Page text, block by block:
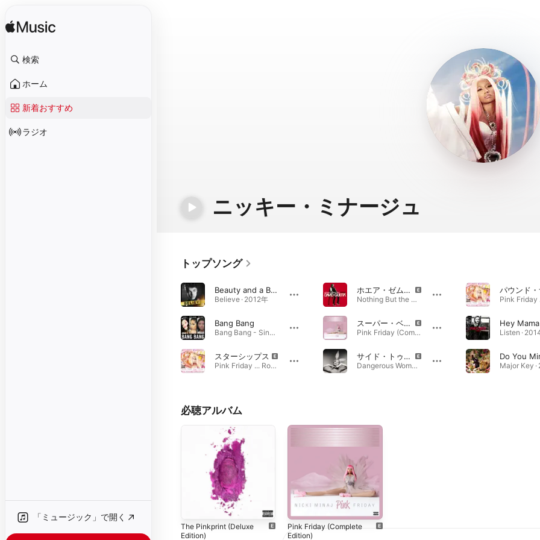
検索
ホーム
新着おすすめ
ラジオ
「ミュージック」で開く
ニッキー・ミナージュ
トップソング
Beauty and a Beat (feat. Nicki Minaj)
Believe · 2012年
Bang Bang
Bang Bang - Single · 2014年
スターシップス
Pink Friday ... Roman Reloaded (Deluxe Edition) · 2012年
ホエア・ゼム・ガールズ・アット
Nothing But the Beat Ultimate · 2011年
スーパー・ベース
Pink Friday (Complete Edition) · 2010年
サイド・トゥ・サイド (feat. ニッキー・ミナージュ)
Dangerous Woman (Tenth Anniversary Edition) · 2016年
Listen ·
Major Key ·
必聴アルバム
The Pinkprint (Deluxe
Edition)
Pink Friday (Complete
Edition)